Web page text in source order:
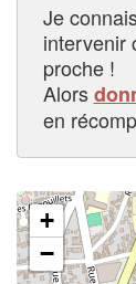
Je
intervenir
proche !
Alors
en
+
−